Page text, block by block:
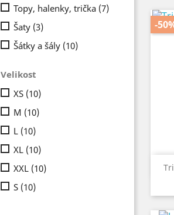
Topy, halenky, trička (7)
Šaty (3)
Šátky a šály (10)
Velikost
XS (10)
M (10)
L (10)
XL (10)
XXL (10)
S (10)
-